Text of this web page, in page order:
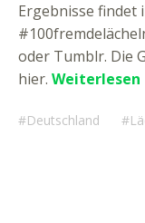
Ergebnisse findet
oder Tumblr. Die
hier. Weiterlesen
Deutschland